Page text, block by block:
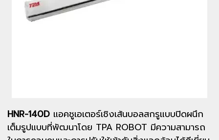
HNR-140D แอคชูเอเตอร์เชิงเส้นบอลสกรูแบบปิดผนึก
เต็มรูปแบบที่พัฒนาโดย TPA ROBOT มีความสามารถ